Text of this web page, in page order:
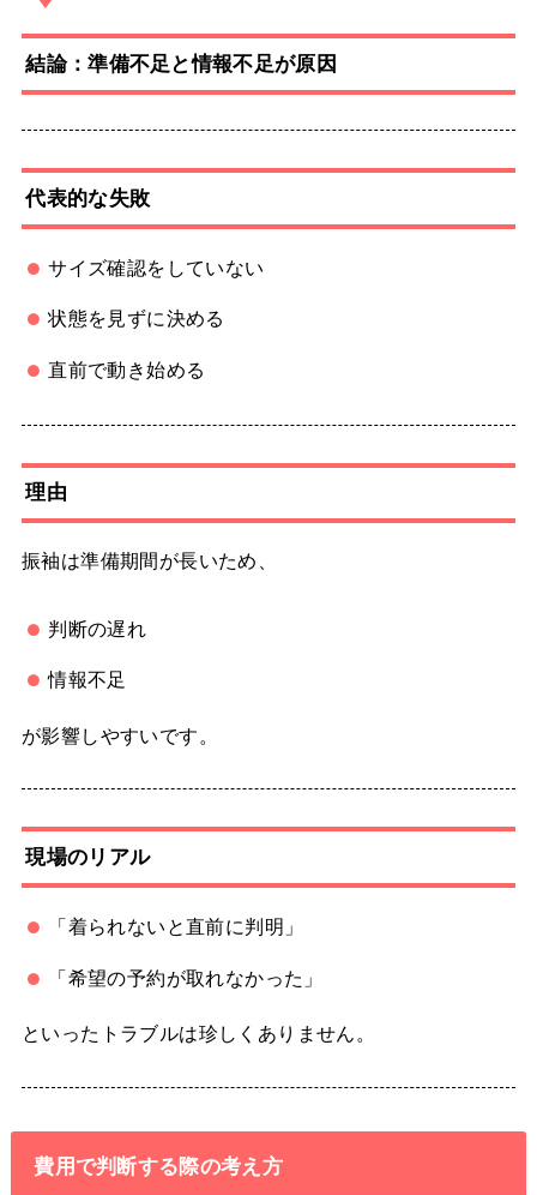
結論：準備不足と情報不足が原因
代表的な失敗
サイズ確認をしていない
状態を見ずに決める
直前で動き始める
理由
振袖は準備期間が長いため、
判断の遅れ
情報不足
が影響しやすいです。
現場のリアル
「着られないと直前に判明」
「希望の予約が取れなかった」
といったトラブルは珍しくありません。
費用で判断する際の考え方